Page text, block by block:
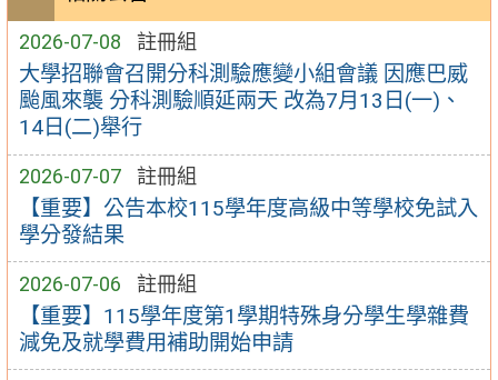
2026-07-08 註冊組
大學招聯會召開分科測驗應變小組會議 因應巴威
颱風來襲 分科測驗順延兩天 改為7月13日(一)、
14日(二)舉行
2026-07-07 註冊組
【重要】公告本校115學年度高級中等學校免試入
學分發結果
2026-07-06 註冊組
【重要】115學年度第1學期特殊身分學生學雜費
減免及就學費用補助開始申請